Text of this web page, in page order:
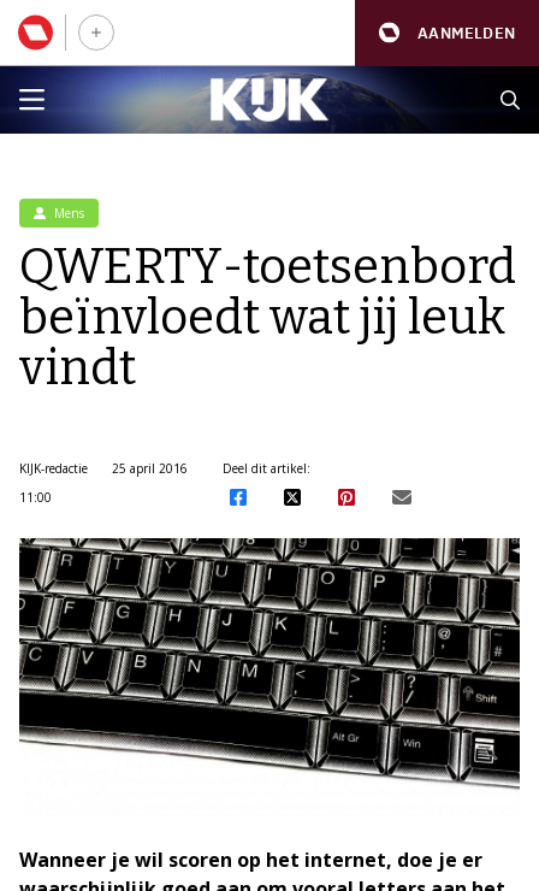
AANMELDEN
Mens
QWERTY-toetsenbord
beïnvloedt wat jij leuk
vindt
KIJK-redactie
25 april 2016
11:00
Deel dit artikel:
Wanneer je wil scoren op het internet, doe je er